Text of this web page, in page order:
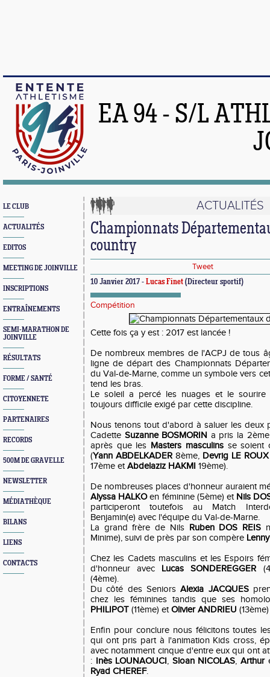
EA 94 - S/L
LE CLUB
ACTUALITÉS
EDITOS
MEETING DE JOINVILLE
INSCRIPTIONS
ENTRAÎNEMENTS
SEMI-MARATHON DE
JOINVILLE
RÉSULTATS
FORME / SANTÉ
CITOYENNETE
PARTENAIRES
RECORDS
500M DE GRAVELLE
NEWSLETTER
MÉDIATHÈQUE
BILANS
LIENS
CONTACTS
ACTUALITÉS
Championnats
country
Tweet
10 Janvier 2017 - Lucas Finet (Directeur sportif)
Compétition
Cette fois ça y est : 2017 est lancée !
De nombreux membres de l'ACPJ de tous
ligne de départ des Championnats
du Val-de-Marne, comme un symbole vers
tend les bras.
Le soleil a percé les nuages et le sourire
toujours difficile exigé par cette discipline.
Nous tenons tout d'abord à saluer les deux
Cadette Suzanne BOSMORIN a pris la
après que les Masters masculinsse soient
(Yann ABDELKADER 8ème, Devrig LE ROUX
17ème etAbdelaziz HAKMI 19ème).
De nombreuses places d'honneur auraient
Alyssa HALKOen féminine (5ème) et Nils
participeront toutefois au Match
Benjamin(e) avec l'équipe du Val-de-Marne.
La grand frère de Nils Ruben DOS REIS
Minime), suivi de près par son compère
Chez les Cadets masculins et les Espoirs
d'honneur avec Lucas SONDEREGGER
(4ème).
Du côté des SeniorsAlexia JACQUES
chez les féminines tandis que ses
PHILIPOT (11ème) etOlivier ANDRIEU
Enfin pour conclure nous félicitons toutes
qui ont pris part à l'animation Kids cross,
avec notamment cinque d'entre eux qui ont
: Inès LOUNAOUCI, Sloan NICOLAS,Arthur
Ryad CHEREF.